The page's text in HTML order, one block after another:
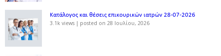
Κατάλογος και θέσεις επικουρικών ιατρών 28-07-2026
3.1k views | posted on 28 Ιουλίου, 2026